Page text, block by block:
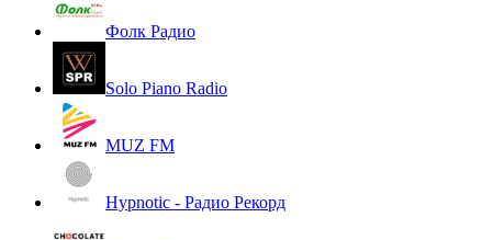
Фолк Радио
Solo Piano Radio
MUZ FM
Hypnotic - Радио Рекорд